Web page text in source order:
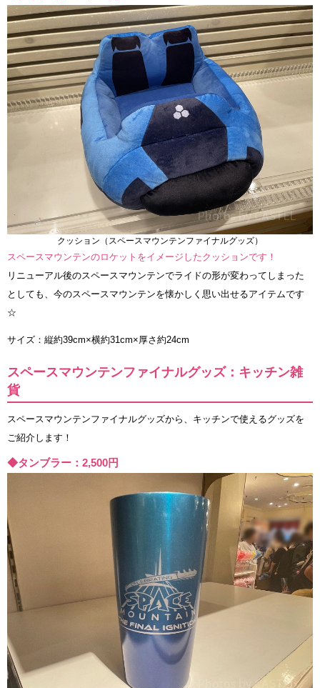
クッション（スペースマウンテンファイナルグッズ）
スペースマウンテンのロケットをイメージしたクッションです！
リニューアル後のスペースマウンテンでライドの形が変わってしまった
としても、今のスペースマウンテンを懐かしく思い出せるアイテムです
☆
サイズ：縦約39cm×横約31cm×厚さ約24cm
スペースマウンテンファイナルグッズ：キッチン雑
貨
スペースマウンテンファイナルグッズから、キッチンで使えるグッズを
ご紹介します！
◆タンブラー：2,500円